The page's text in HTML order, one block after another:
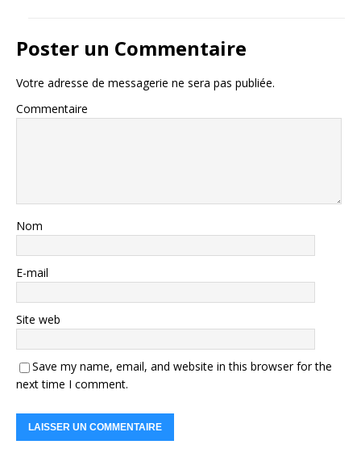
Poster un Commentaire
Votre adresse de messagerie ne sera pas publiée.
Commentaire
Nom
E-mail
Site web
Save my name, email, and website in this browser for the
next time I comment.